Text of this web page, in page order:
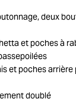
deux
et poches à
et poches
doublé